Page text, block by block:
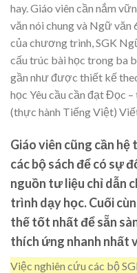
hay. Giáo viên cần nắm
văn nói chung và Ngữ văn
của chương trình, SGK
cấu trúc bài học trong ba
gần như được thiết kế
học Yêu cầu cần đạt Đọc
(thực hành Tiếng Việt)
Giáo viên cũng cần
các bộ sách để có sự
nguồn tư liệu chỉ dẫn
trình dạy học. Cuối
thế tốt nhất để sẵn
thích ứng nhanh nhất
Việc nghiên cứu các bộ